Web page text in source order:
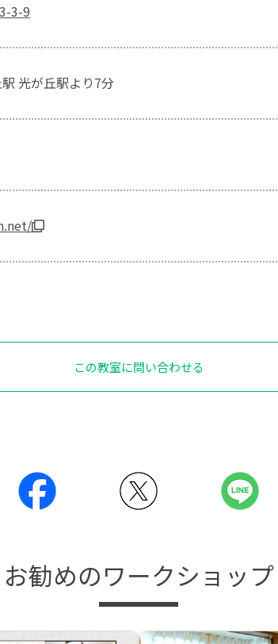
3-9
光が丘駅より7分
この教室に問い合わせる
お勧めのワークショップ